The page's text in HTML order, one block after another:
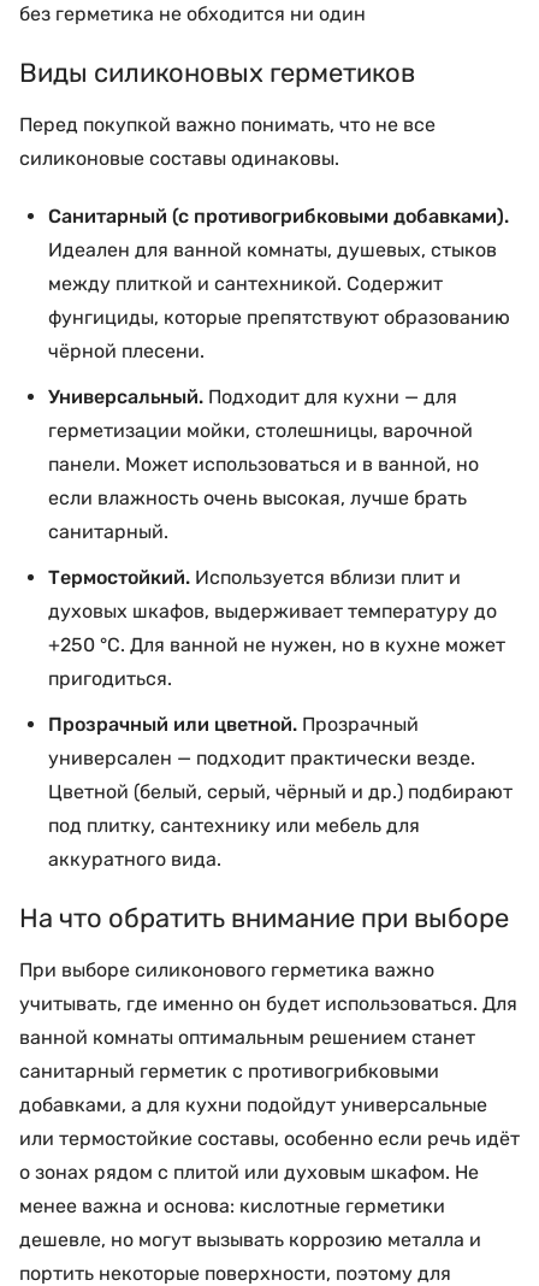
без герметика не обходится ни один
Виды силиконовых герметиков
Перед покупкой важно понимать, что не все
силиконовые составы одинаковы.
Санитарный (с противогрибковыми добавками).
Идеален для ванной комнаты, душевых, стыков
между плиткой и сантехникой. Содержит
фунгициды, которые препятствуют образованию
чёрной плесени.
Универсальный. Подходит для кухни — для
герметизации мойки, столешницы, варочной
панели. Может использоваться и в ванной, но
если влажность очень высокая, лучше брать
санитарный.
Термостойкий. Используется вблизи плит и
духовых шкафов, выдерживает температуру до
+250 °C. Для ванной не нужен, но в кухне может
пригодиться.
Прозрачный или цветной. Прозрачный
универсален — подходит практически везде.
Цветной (белый, серый, чёрный и др.) подбирают
под плитку, сантехнику или мебель для
аккуратного вида.
На что обратить внимание при выборе
При выборе силиконового герметика важно
учитывать, где именно он будет использоваться. Для
ванной комнаты оптимальным решением станет
санитарный герметик с противогрибковыми
добавками, а для кухни подойдут универсальные
или термостойкие составы, особенно если речь идёт
о зонах рядом с плитой или духовым шкафом. Не
менее важна и основа: кислотные герметики
дешевле, но могут вызывать коррозию металла и
портить некоторые поверхности, поэтому для